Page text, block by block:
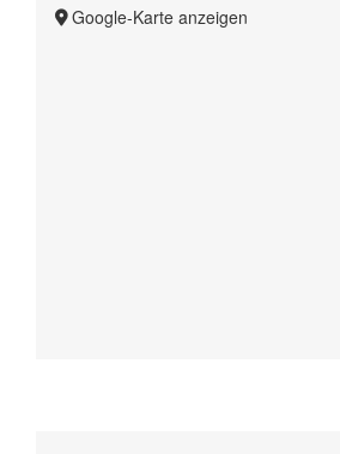
Google-Karte anzeigen